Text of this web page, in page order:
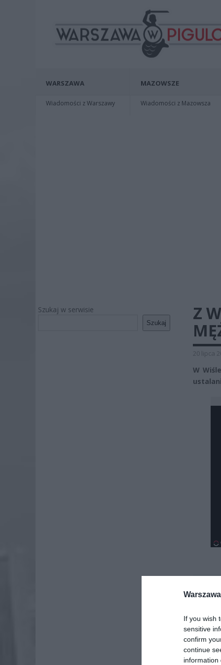
If you wish
sensitive
confirm
continue
information
WARSZAWA
Wiadomości z Warszawy
MAZOWSZE
Wiadomości z Mazowsza
Szukaj w serwisie
Szukaj
Z
20 lipca
W